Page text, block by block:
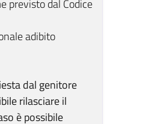
previsto dal Codice
adibito
dal genitore
rilasciare il
è possibile